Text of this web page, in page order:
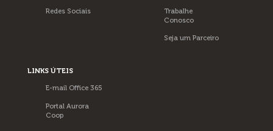
Redes Sociais
Trabalhe
Conosco
Seja um Parceiro
LINKS ÚTEIS
E-mail Office 365
Portal Aurora
Coop